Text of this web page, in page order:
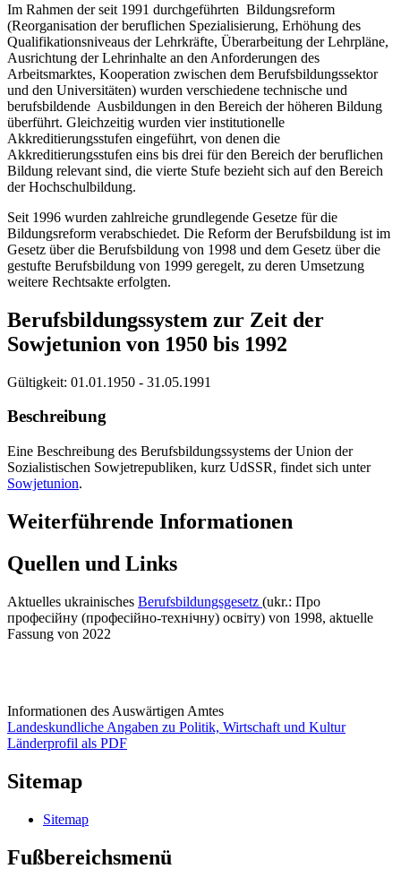
Im Rahmen der seit 1991 durchgeführten Bildungsreform
(Reorganisation der beruflichen Spezialisierung, Erhöhung des
Qualifikationsniveaus der Lehrkräfte, Überarbeitung der Lehrpläne,
Ausrichtung der Lehrinhalte an den Anforderungen des
Arbeitsmarktes, Kooperation zwischen dem Berufsbildungssektor
und den Universitäten) wurden verschiedene technische und
berufsbildende Ausbildungen in den Bereich der höheren Bildung
überführt. Gleichzeitig wurden vier institutionelle
Akkreditierungsstufen eingeführt, von denen die
Akkreditierungsstufen eins bis drei für den Bereich der beruflichen
Bildung relevant sind, die vierte Stufe bezieht sich auf den Bereich
der Hochschulbildung.
Seit 1996 wurden zahlreiche grundlegende Gesetze für die
Bildungsreform verabschiedet. Die Reform der Berufsbildung ist im
Gesetz über die Berufsbildung von 1998 und dem Gesetz über die
gestufte Berufsbildung von 1999 geregelt, zu deren Umsetzung
weitere Rechtsakte erfolgten.
Berufsbildungssystem zur Zeit der
Sowjetunion von 1950 bis 1992
Gültigkeit: 01.01.1950 - 31.05.1991
Beschreibung
Eine Beschreibung des Berufsbildungssystems der Union der
Sozialistischen Sowjetrepubliken, kurz UdSSR, findet sich unter
Sowjetunion.
Weiterführende Informationen
Quellen und Links
Aktuelles ukrainisches Berufsbildungsgesetz (ukr.: Про
професійну (професійно-технічну) освіту) von 1998, aktuelle
Fassung von 2022
Informationen des Auswärtigen Amtes
Landeskundliche Angaben zu Politik, Wirtschaft und Kultur
Länderprofil als PDF
Sitemap
Sitemap
Fußbereichsmenü